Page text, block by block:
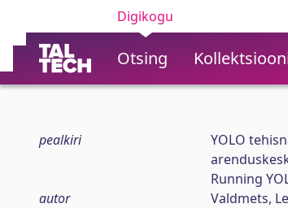
Digikogu
Otsing
pealkiri
YOLO
Running
autor
Valdmets,